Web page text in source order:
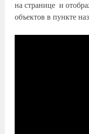
на странице и
объектов в пункте